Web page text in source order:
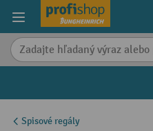
content
Spisové regály